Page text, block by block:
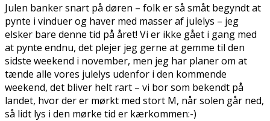
Julen banker snart på døren – folk er så småt begyndt at
pynte i vinduer og haver med masser af julelys – jeg
elsker bare denne tid på året! Vi er ikke gået i gang med
at pynte endnu, det plejer jeg gerne at gemme til den
sidste weekend i november, men jeg har planer om at
tænde alle vores julelys udenfor i den kommende
weekend, det bliver helt rart – vi bor som bekendt på
landet, hvor der er mørkt med stort M, når solen går ned,
så lidt lys i den mørke tid er kærkommen:-)